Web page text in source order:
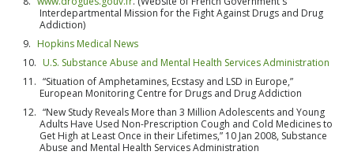
Interdepartmental Mission for the Fight Against Drugs and Drug
Addiction)
Hopkins Medical News
U.S. Substance Abuse and Mental Health Services Administration
“Situation of Amphetamines, Ecstasy and LSD in Europe,”
European Monitoring Centre for Drugs and Drug Addiction
“New Study Reveals More than 3 Million Adolescents and Young
Adults Have Used Non-Prescription Cough and Cold Medicines to
Get High at Least Once in their Lifetimes,” 10 Jan 2008, Substance
Abuse and Mental Health Services Administration
SUBSCREVA-SE PARA RECEBER
ATUALIZAÇÕES E SABER FORMAS DE
AJUDAR
Subscreva aoBoletim Informativo da Verdade